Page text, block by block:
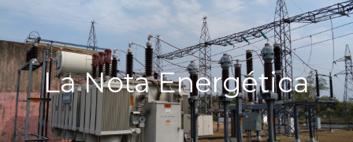
Ir
contenido
La Nota Energética